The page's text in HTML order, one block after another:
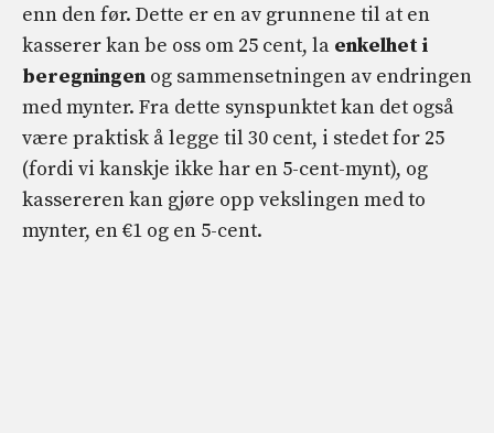
enn den før. Dette er en av grunnene til at en
kasserer kan be oss om 25 cent, la enkelhet i
beregningen og sammensetningen av endringen
med mynter. Fra dette synspunktet kan det også
være praktisk å legge til 30 cent, i stedet for 25
(fordi vi kanskje ikke har en 5-cent-mynt), og
kassereren kan gjøre opp vekslingen med to
mynter, en €1 og en 5-cent.